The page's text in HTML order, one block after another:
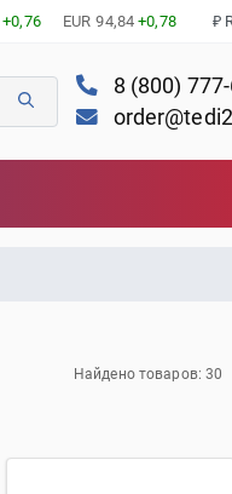
+0,76 EUR 94,84 +0,78 ₽
8 (800)
Найдено товаров: 30